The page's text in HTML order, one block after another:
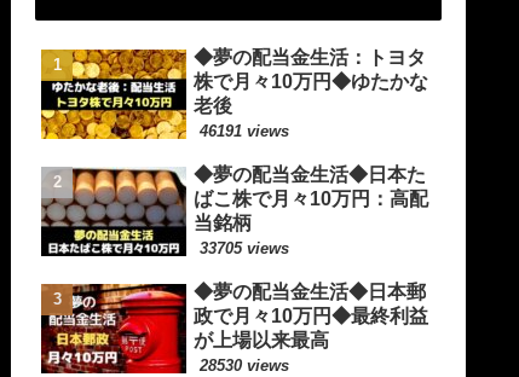
◆夢の配当金生活：トヨタ
株で月々10万円◆ゆたかな
老後
46191 views
◆夢の配当金生活◆日本た
ばこ株で月々10万円：高配
当銘柄
33705 views
◆夢の配当金生活◆日本郵
政で月々10万円◆最終利益
が上場以来最高
28530 views